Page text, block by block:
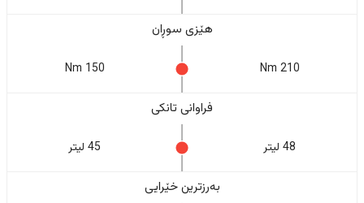
هێزی سوڕان
210 Nm
150 Nm
فراوانی تانکی
48 لیتر 45 لیتر
بەرزترین خێرایی